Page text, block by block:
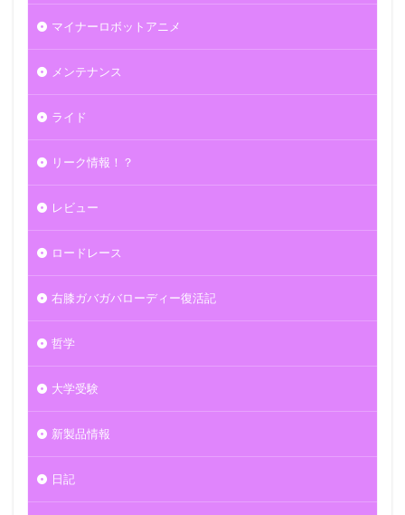
マイナーロボットアニメ
メンテナンス
ライド
リーク情報！？
レビュー
ロードレース
右膝ガバガバローディー復活記
哲学
大学受験
新製品情報
日記